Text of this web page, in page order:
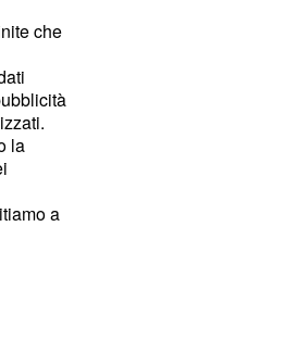
che
la
a